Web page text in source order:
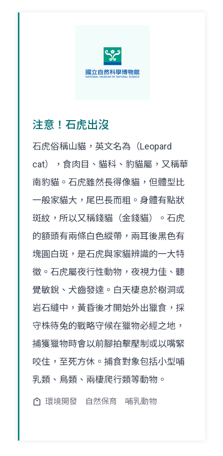
注意！石虎出沒
石虎俗稱山貓，英文名為（Leopard
cat），食肉目、貓科、豹貓屬，又稱華
南豹貓。石虎雖然長得像貓，但體型比
一般家貓大，尾巴長而粗。身體有點狀
斑紋，所以又稱錢貓（金錢貓）。石虎
的額頭有兩條白色縱帶，兩耳後黑色有
塊圓白斑，是石虎與家貓辨識的一大特
徵。石虎屬夜行性動物，夜視力佳、聽
覺敏銳、犬齒發達。白天棲息於樹洞或
岩石縫中，黃昏後才開始外出獵食，採
守株待兔的戰略守候在獵物必經之地，
捕獲獵物時會以前腳拍擊壓制或以嘴緊
咬住，至死方休。捕食對象包括小型哺
乳類、鳥類、兩棲爬行類等動物。
環境開發 自然保育 哺乳動物